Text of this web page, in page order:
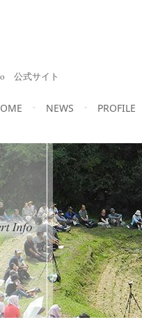
公式サイト
NEWS PROFILE